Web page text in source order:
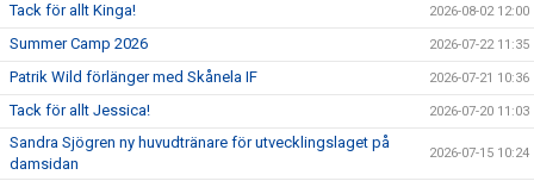
Tack för allt Kinga! 2026-08-02 12:00
Summer Camp 2026 2026-07-22 11:35
Patrik Wild förlänger med Skånela IF 2026-07-21 10:36
Tack för allt Jessica! 2026-07-20 11:03
Sandra Sjögren ny huvudtränare för utvecklingslaget på
damsidan
2026-07-15 10:24